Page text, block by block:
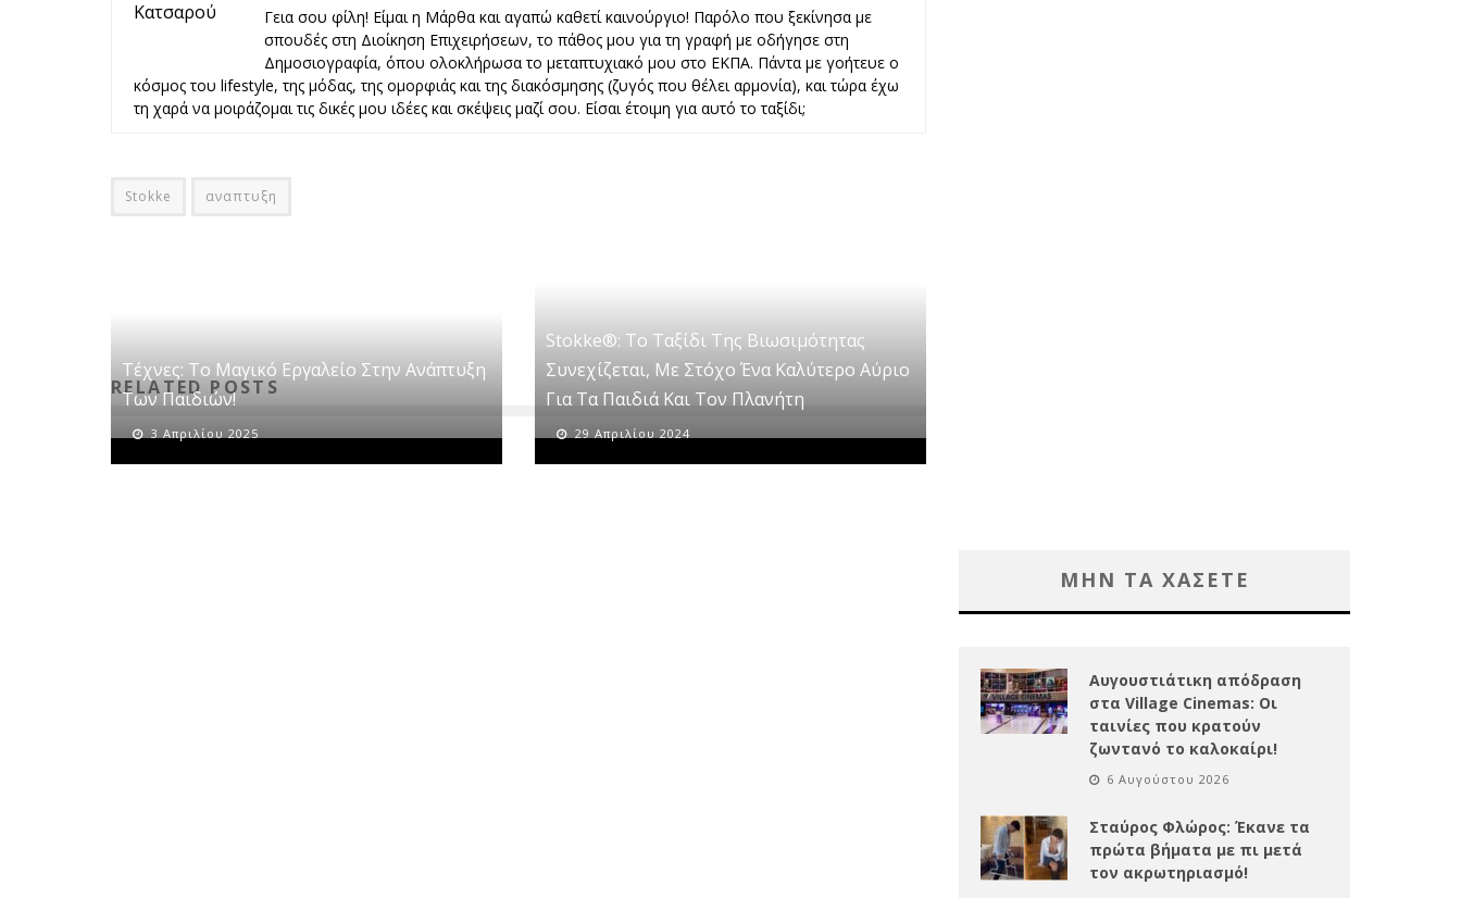
Γεια σου φίλη! Είμαι η Μάρθα και αγαπώ καθετί καινούργιο! Παρόλο που ξεκίνησα με
σπουδές στη Διοίκηση Επιχειρήσεων, το πάθος μου για τη γραφή με οδήγησε στη
Δημοσιογραφία, όπου ολοκλήρωσα το μεταπτυχιακό μου στο ΕΚΠΑ. Πάντα με γοήτευε ο
κόσμος του lifestyle, της μόδας, της ομορφιάς και της διακόσμησης (ζυγός που θέλει αρμονία), και τώρα έχω
τη χαρά να μοιράζομαι τις δικές μου ιδέες και σκέψεις μαζί σου. Είσαι έτοιμη για αυτό το ταξίδι;
Stokke αναπτυξη
RELATED POSTS
Tέχνες: Το Μαγικό Εργαλείο Στην Ανάπτυξη
Των Παιδιών!
3 Απριλίου 2025
Stokke®: Το Ταξίδι Της Βιωσιμότητας
Συνεχίζεται, Με Στόχο Ένα Καλύτερο Αύριο
Για Τα Παιδιά Και Τον Πλανήτη
29 Απριλίου 2024
ΜΗΝ ΤΑ ΧΑΣΕΤΕ
Αυγουστιάτικη απόδραση
στα Village Cinemas: Οι
ταινίες που κρατούν
ζωντανό το καλοκαίρι!
6 Αυγούστου 2026
Σταύρος Φλώρος: Έκανε τα
πρώτα βήματα με πι μετά
τον ακρωτηριασμό!